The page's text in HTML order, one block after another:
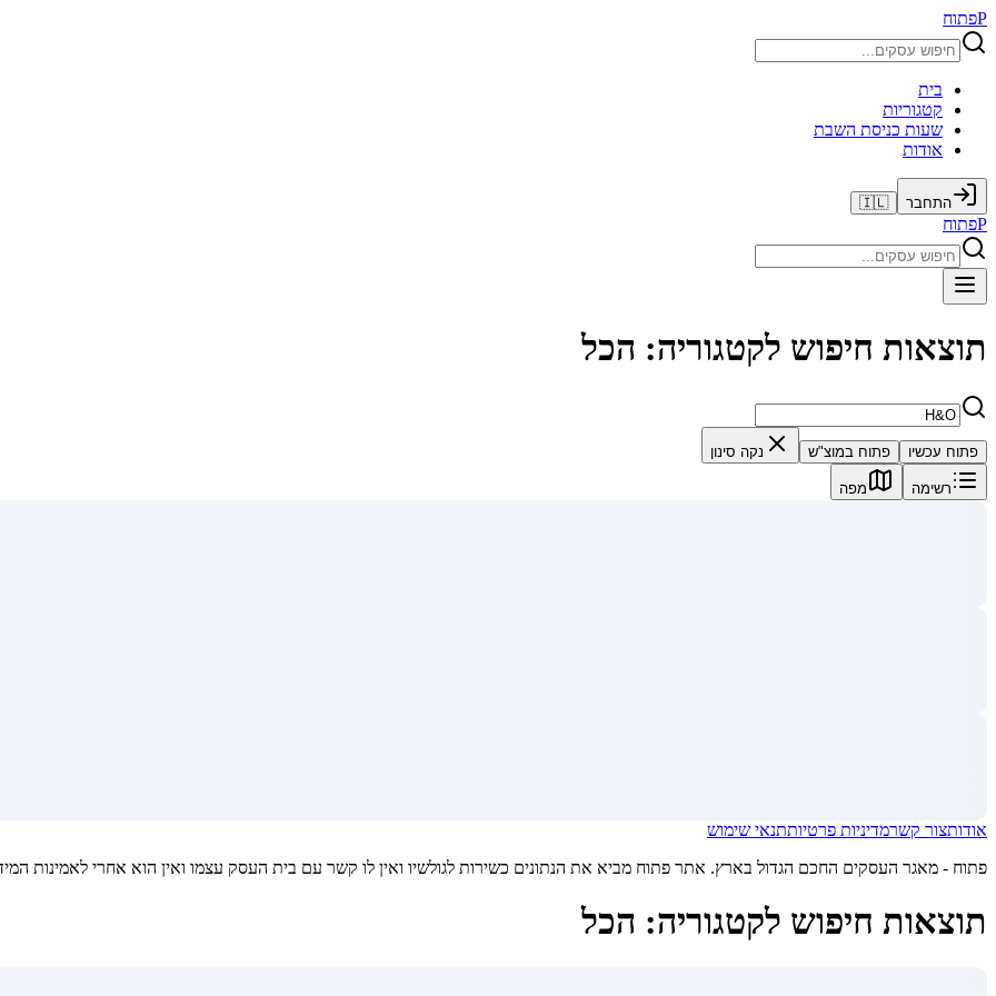
Pפתוח
בית
קטגוריות
שעות כניסת השבת
אודות
התחבר 🇮🇱
Pפתוח
תוצאות חיפוש לקטגוריה: הכל
פתוח עכשיו פתוח במוצ"ש נקה סינון
רשימה מפה
אודותצור קשרמדיניות פרטיותתנאי שימוש
פתוח - מאגר העסקים החכם הגדול בארץ. אתר פתוח מביא את הנתונים כשירות לגולשיו ואין לו קשר עם בית העסק עצמו ואין הוא אחרי לאמינות
תוצאות חיפוש לקטגוריה: הכל